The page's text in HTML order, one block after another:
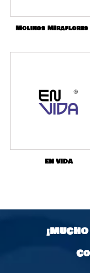
Molinos MIraflores
EN VIDA